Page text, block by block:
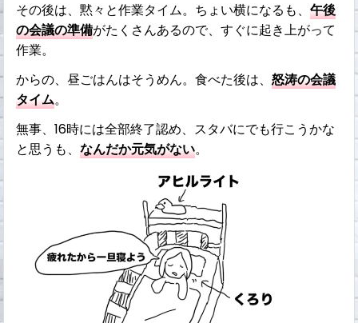
その後は、黙々と作業タイム。ちょい横になるも、午後
の会議の準備がたくさんあるので、すぐに起き上がって
作業。
からの、昼ごはんはそうめん。食べた後は、怒涛の会議
タイム。
無事、16時には全部終了認め、スタバにでも行こうかな
と思うも、なんだか元気がない。